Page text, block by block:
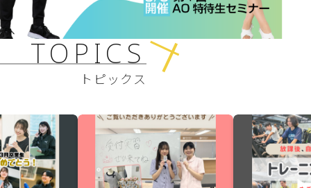
TOPICS
トピックス